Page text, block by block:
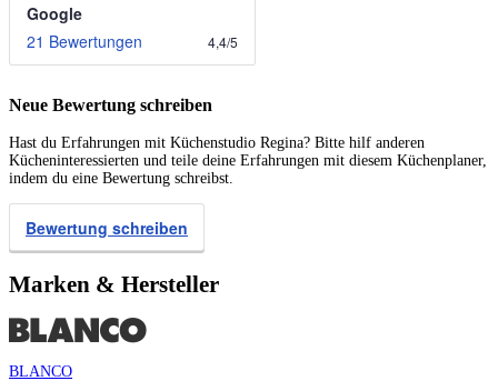
Google
21 Bewertungen
4,4/5
Neue Bewertung schreiben
Hast du Erfahrungen mit Küchenstudio Regina? Bitte hilf anderen
Kücheninteressierten und teile deine Erfahrungen mit diesem Küchenplaner,
indem du eine Bewertung schreibst.
Bewertung schreiben
Marken & Hersteller
BLANCO